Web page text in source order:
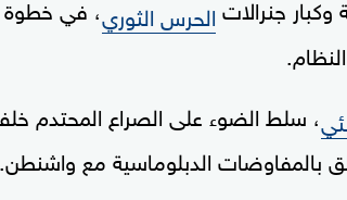
جنرالات الحرس الثوري، في خطوة
، سلط الضوء على الصراع المحتدم
بالمفاوضات الدبلوماسية مع واشنطن.